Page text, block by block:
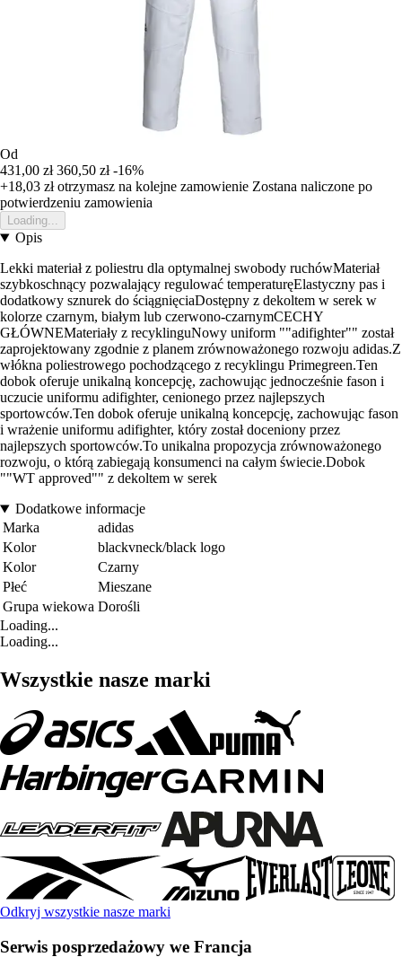
Od
431,00 zł 360,50 zł -16%
+18,03 złotrzymasz na kolejne zamowienie Zostana naliczone po
potwierdzeniu zamowienia
Loading...
Opis
Lekki materiał z poliestru dla optymalnej swobody ruchówMateriał
szybkoschnący pozwalający regulować temperaturęElastyczny pas i
dodatkowy sznurek do ściągnięciaDostępny z dekoltem w serek w
kolorze czarnym, białym lub czerwono-czarnymCECHY
GŁÓWNEMateriały z recyklinguNowy uniform ""adifighter"" został
zaprojektowany zgodnie z planem zrównoważonego rozwoju adidas.Z
włókna poliestrowego pochodzącego z recyklingu Primegreen.Ten
dobok oferuje unikalną koncepcję, zachowując jednocześnie fason i
uczucie uniformu adifighter, cenionego przez najlepszych
sportowców.Ten dobok oferuje unikalną koncepcję, zachowując fason
i wrażenie uniformu adifighter, który został doceniony przez
najlepszych sportowców.To unikalna propozycja zrównoważonego
rozwoju, o którą zabiegają konsumenci na całym świecie.Dobok
""WT approved"" z dekoltem w serek
Dodatkowe informacje
Marka
adidas
Kolor
blackvneck/black logo
Kolor
Czarny
Płeć
Mieszane
Grupa wiekowa Dorośli
Loading...
Loading...
Wszystkie nasze marki
Odkryj wszystkie nasze marki
Serwis posprzedażowy we Francja